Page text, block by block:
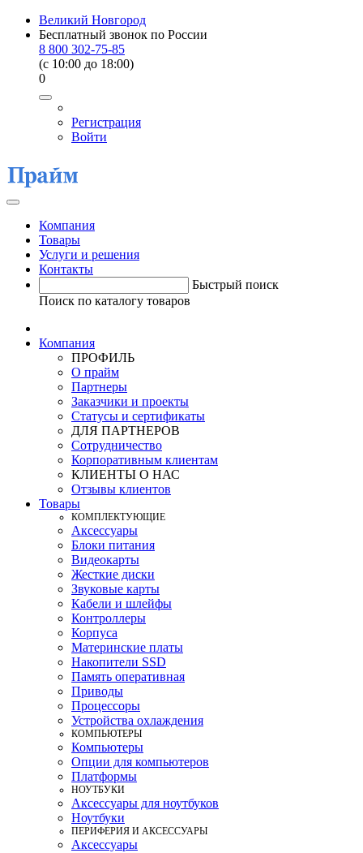
Великий Новгород
Бесплатный звонок по России
8 800 302-75-85
(c 10:00 до 18:00)
0
Регистрация
Войти
Компания
Товары
Услуги и решения
Контакты
Быстрый поиск
Поиск по каталогу товаров
Компания
ПРОФИЛЬ
О прайм
Партнеры
Заказчики и проекты
Статусы и сертификаты
ДЛЯ ПАРТНЕРОВ
Сотрудничество
Корпоративным клиентам
КЛИЕНТЫ О НАС
Отзывы клиентов
Товары
КOМПЛЕКТУЮЩИЕ
Аксессуары
Блоки питания
Видеокарты
Жесткие диски
Звуковые карты
Кабели и шлейфы
Контроллеры
Корпуса
Материнские платы
Накопители SSD
Память оперативная
Приводы
Процессоры
Устройства охлаждения
КОМПЬЮТЕРЫ
Компьютеры
Опции для компьютеров
Платформы
НОУТБУКИ
Аксессуары для ноутбуков
Ноутбуки
ПЕРИФЕРИЯ И АКСЕССУАРЫ
Аксессуары